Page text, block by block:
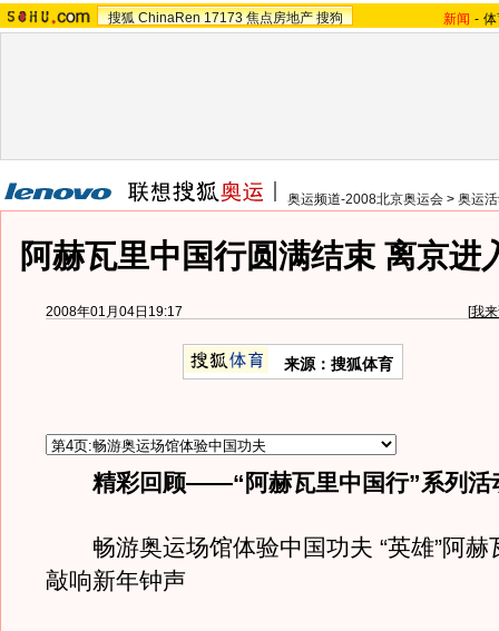
搜狐 ChinaRen 17173 焦点房地产 搜狗 新闻 -
奥运频道-2008北京奥运会 > 奥运
阿赫瓦里中国行圆满结束 离京进
2008年01月04日19:17 [我
来源：搜狐体育
精彩回顾——“阿赫瓦里中国行”系列活
畅游奥运场馆体验中国功夫 “英雄”阿赫
敲响新年钟声